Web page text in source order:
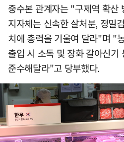
중수본 관계자는 "구제역 확산
지자체는 신속한 살처분, 정밀
치에 총력을 기울여 달라"며 "
출입 시 소독 및 장화 갈아신기
준수해달라"고 당부했다.